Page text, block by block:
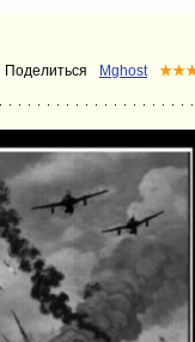
Поделиться Mghost